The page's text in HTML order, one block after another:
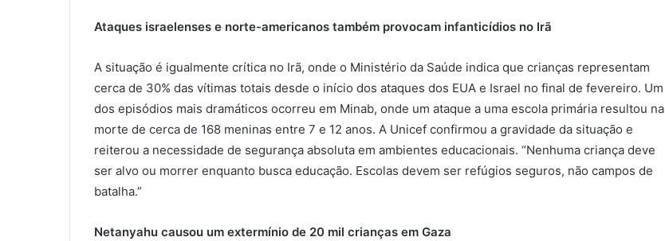
Ataques israelenses e norte-americanos também provocam infanticídios no Irã
A situação é igualmente crítica no Irã, onde o Ministério da Saúde indica que crianças representam
cerca de 30% das vítimas totais desde o início dos ataques dos EUA e Israel no final de fevereiro. Um
dos episódios mais dramáticos ocorreu em Minab, onde um ataque a uma escola primária resultou na
morte de cerca de 168 meninas entre 7 e 12 anos. A Unicef confirmou a gravidade da situação e
reiterou a necessidade de segurança absoluta em ambientes educacionais. “Nenhuma criança deve
ser alvo ou morrer enquanto busca educação. Escolas devem ser refúgios seguros, não campos de
batalha.”
Netanyahu causou um extermínio de 20 mil crianças em Gaza